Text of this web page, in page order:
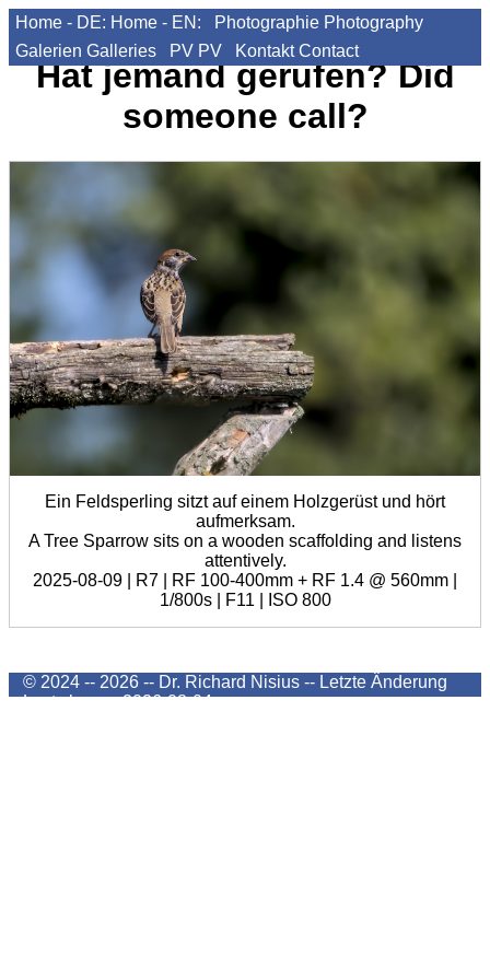
Home - DE: Home - EN: Photographie Photography
Galerien Galleries PV PV Kontakt Contact
Hat jemand gerufen?Did
someone call?
Ein Feldsperling sitzt auf einem Holzgerüst und hört
aufmerksam.
A Tree Sparrow sits on a wooden scaffolding and listens
attentively.
2025-08-09 | R7 | RF 100-400mm + RF 1.4 @ 560mm |
1/800s | F11 | ISO 800
© 2024 -- 2026 -- Dr. Richard Nisius -- Letzte Änderung
Last change2026-08-04